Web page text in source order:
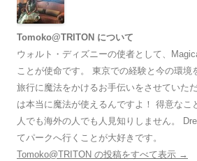
Tomoko@TRITON について
ウォルト・ディズニーの使者として、
ことが使命です。 東京での経験と今の環境
旅行に魔法をかけるお手伝いをさせていた
は本当に魔法が使えるんですよ！ 得意なこ
人でも海外の人でも人見知りしません。
てパークへ行くことが大好きです。
Tomoko@TRITON の投稿をすべて表示 →